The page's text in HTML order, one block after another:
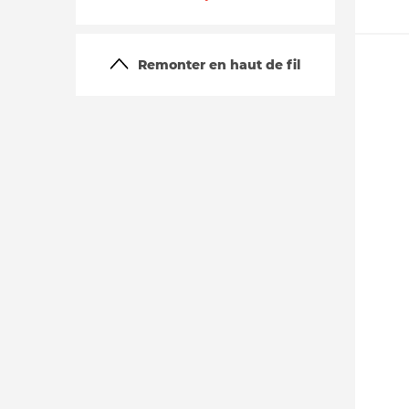
Remonter en haut de fil